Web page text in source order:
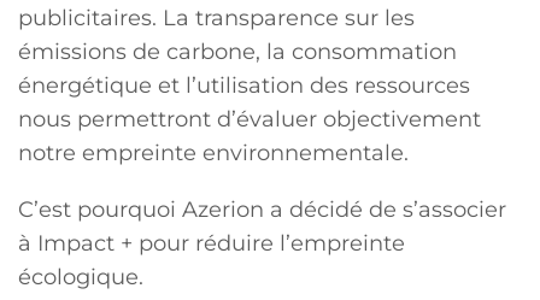
publicitaires. La transparence sur les
émissions de carbone, la consommation
énergétique et l’utilisation des ressources
nous permettront d’évaluer objectivement
notre empreinte environnementale.
C’est pourquoi Azerion a décidé de s’associer
à Impact + pour réduire l’empreinte
écologique.